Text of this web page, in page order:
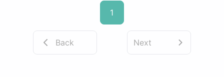
1
Back Next